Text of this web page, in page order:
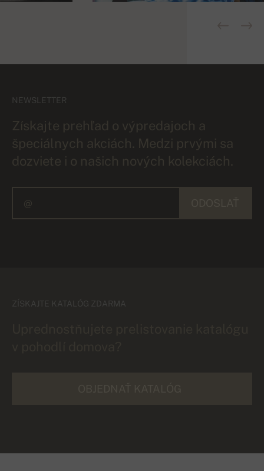
NEWSLETTER
Získajte prehľad o výpredajoch a
špeciálnych akciách. Medzi prvými sa
dozviete i o našich nových kolekciách.
ZÍSKAJTE KATALÓG ZDARMA